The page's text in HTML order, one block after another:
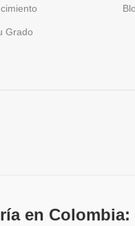
Grado
en Colombia: